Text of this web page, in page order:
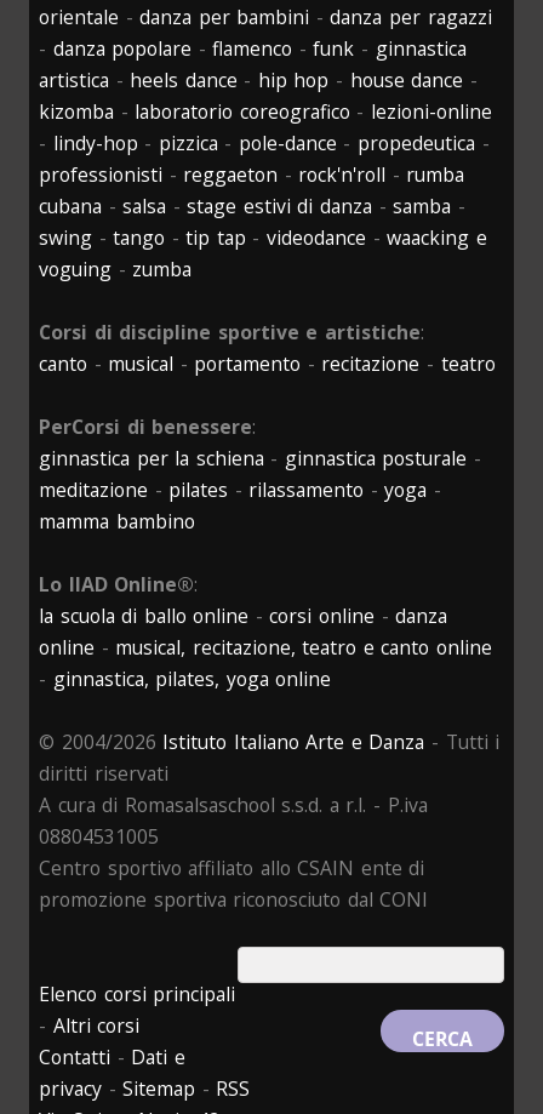
orientale -danza per bambini -danza per ragazzi
- danza popolare -flamenco -funk - ginnastica
artistica - heels dance - hip hop - house dance -
kizomba - laboratorio coreografico - lezioni-online
- lindy-hop - pizzica - pole-dance - propedeutica -
professionisti - reggaeton - rock'n'roll - rumba
cubana -salsa -stage estivi di danza -samba -
swing -tango -tip tap -videodance -waacking e
voguing - zumba
Corsi di discipline sportive e artistiche:
canto - musical - portamento - recitazione - teatro
PerCorsi di benessere:
ginnastica per la schiena - ginnastica posturale -
meditazione - pilates - rilassamento -yoga -
mamma bambino
Lo IIAD Online®:
la scuola di ballo online -corsi online -danza
online - musical, recitazione, teatro e canto online
- ginnastica, pilates, yoga online
© 2004/2026 Istituto Italiano Arte e Danza - Tutti i
diritti riservati
A cura di Romasalsaschool s.s.d. a r.l. - P.iva
08804531005
Centro sportivo affiliato allo CSAIN ente di
promozione sportiva riconosciuto dal CONI
Elenco corsi principali
- Altri corsi
Contatti - Dati e
privacy -Sitemap - RSS